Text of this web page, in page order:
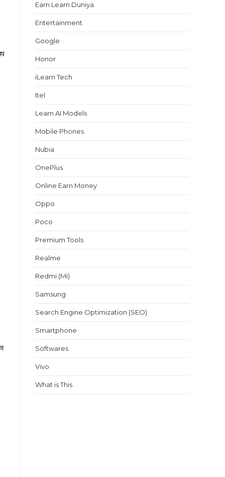
Earn Learn Duniya
Entertainment
Google
Honor
iLearn Tech
Itel
Learn AI Models
Mobile Phones
Nubia
OnePlus
Online Earn Money
Oppo
Poco
Premium Tools
Realme
Redmi (Mi)
Samsung
Search Engine Optimization (SEO)
Smartphone
Softwares
Vivo
What is This